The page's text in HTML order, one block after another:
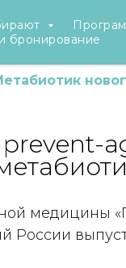
бронирование
медицины
России